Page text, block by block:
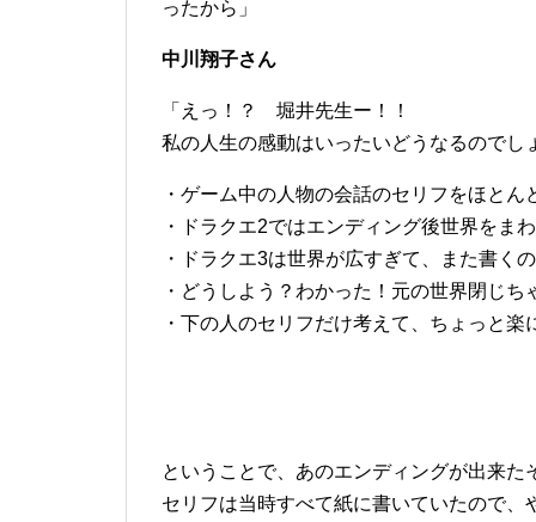
ったから」
中川翔子さん
「えっ！？ 堀井先生ー！！
私の人生の感動はいったいどうなるのでし
・ゲーム中の人物の会話のセリフをほとん
・ドラクエ2ではエンディング後世界をま
・ドラクエ3は世界が広すぎて、また書く
・どうしよう？わかった！元の世界閉じち
・下の人のセリフだけ考えて、ちょっと楽
ということで、あのエンディングが出来た
セリフは当時すべて紙に書いていたので